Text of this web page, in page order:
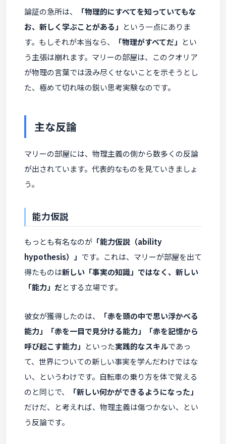
論証の急所は、
「物理的にすべてを知っていてもな
お、新しく学ぶことがある」 という一点にありま
す。もしそれが本当なら、
「物理がすべてだ」 とい
う主張は崩れます。マリーの部屋は、このクオリア
が物理の言葉では汲み尽くせないことを示そうとし
た、極めて切れ味の鋭い思考実験なのです。
主な反論
マリーの部屋には、物理主義の側から数多くの反論
が出されています。代表的なものを見ていきましょ
う。
能力仮説
もっとも有名なのが 「能力仮説（ability
hypothesis）」 です。これは、マリーが部屋を出て
得たものは新しい「事実の知識」ではなく、新しい
「能力」だとする立場です。
彼女が獲得したのは、
「赤を頭の中で思い浮かべる
能力」「赤を一目で見分ける能力」「赤を記憶から
呼び起こす能力」 といった実践的なスキルであっ
て、世界についての新しい事実を学んだわけではな
い、というわけです。自転車の乗り方を体で覚える
のと同じで、
「新しい何かができるようになった」
だけだ、と考えれば、物理主義は傷つかない、とい
う反論です。